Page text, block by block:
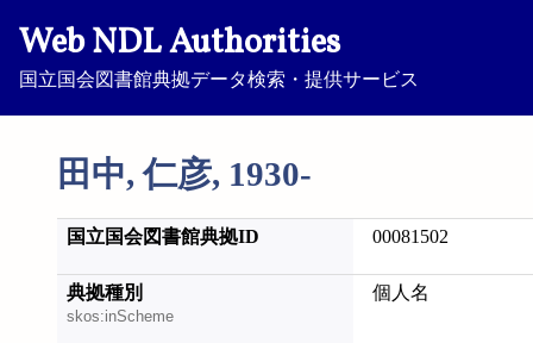
Web NDL Authorities
国立国会図書館典拠データ検索・提供サービス
田中, 仁彦, 1930-
国立国会図書館典拠ID 00081502
典拠種別
skos:inScheme
個人名